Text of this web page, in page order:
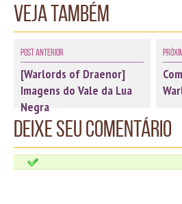
Veja também
Post Anterior
[Warlords of Draenor]
Imagens do Vale da Lua
Negra
Deixe seu comentário